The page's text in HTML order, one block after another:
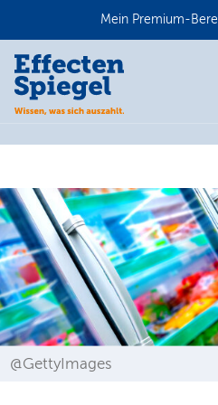
Mein Premium-
@GettyImages
Anmelden